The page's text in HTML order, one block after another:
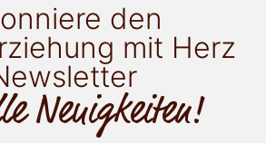
den
mit Herz
Neuigkeiten!